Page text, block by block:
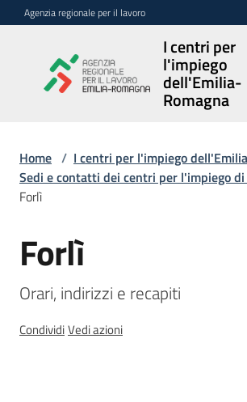
Vai al contenuto
Vai alla navigazione
Vai al footer
Agenzia regionale per il lavoro
I centri per
l'impiego
dell'Emilia-
Romagna
I centri per
l'impiego
dell'Emilia-
Romagna
Sedi
e
Avvisi
amministrativi
Home / I centri per l'impiego
Sedi e contatti dei centri per l'impiego
Forlì
Salta al contenuto
Forlì
Orari, indirizzi e recapiti
CondividiVedi azioni